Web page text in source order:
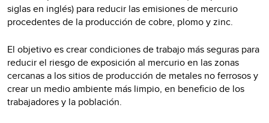
siglas en inglés) para reducir las emisiones de mercurio
procedentes de la producción de cobre, plomo y zinc.
El objetivo es crear condiciones de trabajo más seguras para
reducir el riesgo de exposición al mercurio en las zonas
cercanas a los sitios de producción de metales no ferrosos y
crear un medio ambiente más limpio, en beneficio de los
trabajadores y la población.